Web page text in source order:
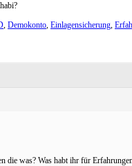
, Demokonto, Einlagensicherung,
was? Was habt ihr für